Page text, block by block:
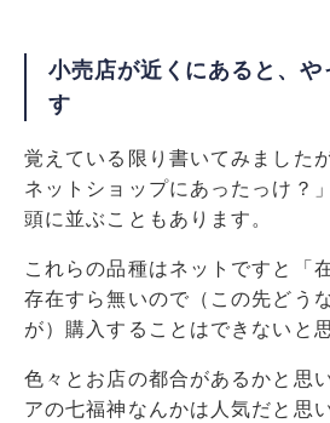
小売店が近くにあると、
す
覚えている限り書いてみました
ネットショップにあったっけ？
頭に並ぶこともあります。
これらの品種はネットですと「
存在すら無いので（この先どう
が）購入することはできないと
色々とお店の都合があるかと思
アの七福神なんかは人気だと思